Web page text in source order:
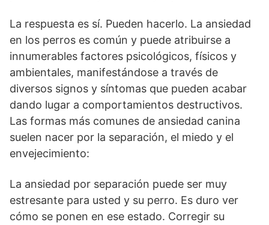
La respuesta es sí. Pueden hacerlo. La ansiedad
en los perros es común y puede atribuirse a
innumerables factores psicológicos, físicos y
ambientales, manifestándose a través de
diversos signos y síntomas que pueden acabar
dando lugar a comportamientos destructivos.
Las formas más comunes de ansiedad canina
suelen nacer por la separación, el miedo y el
envejecimiento:
La ansiedad por separación puede ser muy
estresante para usted y su perro. Es duro ver
cómo se ponen en ese estado. Corregir su